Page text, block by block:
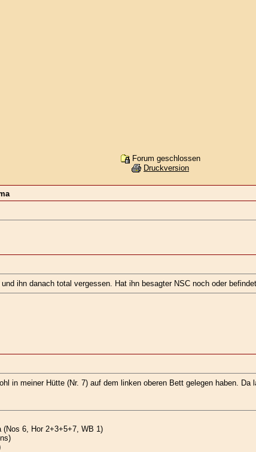
Forum geschlossen
Druckversion
ihn danach total vergessen. Hat ihn besagter NSC noch oder
in meiner Hütte (Nr. 7) auf dem linken oberen Bett gelegen haben. Da
6, Hor 2+3+5+7, WB 1)